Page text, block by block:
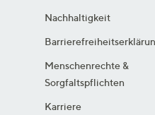
Nachhaltigkeit
Menschenrechte &
Sorgfaltspflichten
Karriere